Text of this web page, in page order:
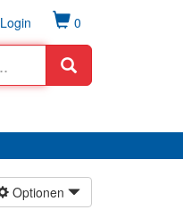
0
Login
Optionen